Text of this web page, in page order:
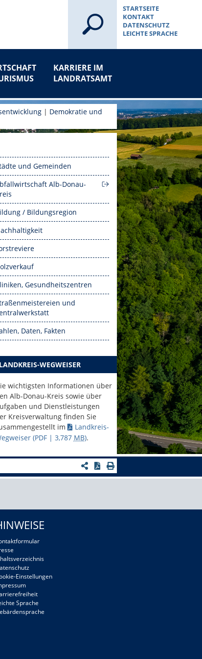
STARTSEITE
KONTAKT
DATENSCHUTZ
LEICHTE SPRACHE
KARRIERE IM
LANDRATSAMT
| Demokratie und
und Gemeinden
Alb-Donau-
/ Bildungsregion
Gesundheitszentren
und
Daten, Fakten
LANDKREIS-WEGWEISER
wichtigsten Informationen über
Alb-Donau-Kreis sowie über
und Dienstleistungen
Kreisverwaltung finden Sie
im
Landkreis-
(PDF | 3,787 MB).
Einstellungen
Sprache